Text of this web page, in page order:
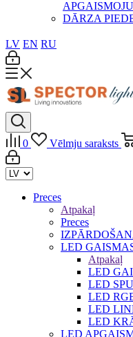
DĀRZA
LV EN RU
0 Vēlmju saraksts
Preces
Atpakaļ
Preces
LED
Atpakaļ
LED
LED
LED
LED
LED
LED